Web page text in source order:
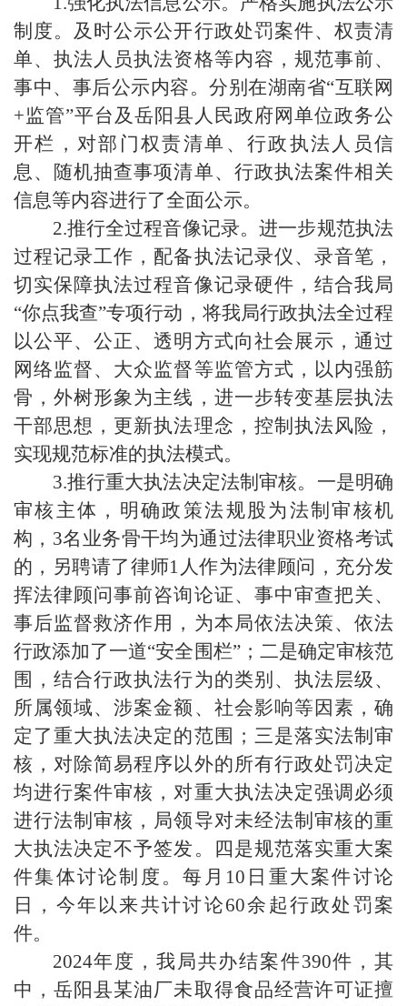
制度。及时公示公开行政处罚案件、权责清
单、执法人员执法资格等内容，规范事前、
事中、事后公示内容。分别在湖南省“互联网
+监管”平台及 岳阳县 人民政府网单位政务公
开栏，对部门权责清单、行政执法人员信
息、随机抽查事项清单、行政执法案件相关
信息等内容进行了全面公示。
2.推行全过程音像记录。进一步规范执法
过程记录工作，配备执法记录仪 、录音笔 ，
切实保障执法过程音像记录硬件 ，结合我局
“你点我查”专项行动，将我局行政执法全过程
以公平、公正、透明方式向社会展示，通过
网络监督、大众监督等监管方式，以内强筋
骨，外树形象为主线，进一步转变基层执法
干部思想，更新执法理念，控制执法风险，
实现规范标准的执法模式。
3.推行重大执法决定法制审核。一是明确
审核主体，明确政策法规股为法制审核机
构 ， 3名业务骨干均为通过法律职业资格考试
的，另聘请了律师1 人作为法律顾问 ， 充分发
挥法律顾问事前咨询论证、事中审查把关、
事后监督救济作用，为本局依法决策、依法
行政添加了一道“安全围栏”； 二是确定审核范
围，结合行政执法行为的类别、执法层级、
所属领域、涉案金额、社会影响等因素，确
定了重大执法决定的范围 ； 三是落实法制审
核，对除简易程序以外的所有行政处罚决定
均进行案件审核，对重大执法决定强调必须
进行法制审核，局领导对未经法制审核的重
大执法决定不予签发。
四是规范落实重大案
件集体讨论制度。每月 10日重大案件讨论
日，今年以来共计讨论60余起行政处罚案
件。
2024年度，我局共办结案件390件，其
中，岳阳县某油厂未取得食品经营许可证擅